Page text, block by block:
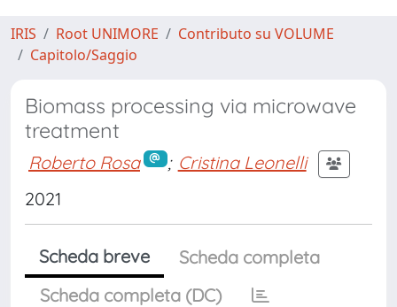
IRIS Root UNIMORE
Contributo su VOLUME
Capitolo/Saggio
Biomass processing via microwave
treatment
Roberto Rosa ; Cristina Leonelli
2021
Scheda breve
Scheda completa
Scheda completa (DC)